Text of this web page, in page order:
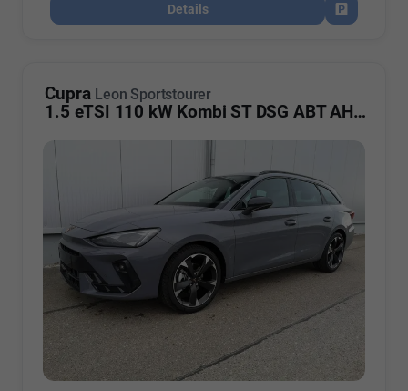
Details
Fahrzeug
Cupra Leon Sportstourer
1.5 eTSI 110 kW Kombi ST DSG ABT AHK ACC LED